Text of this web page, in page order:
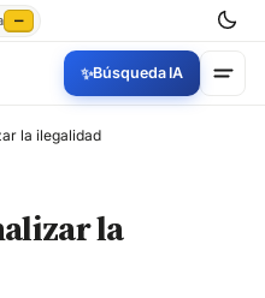
—
✨Búsqueda IA
la ilegalidad
la